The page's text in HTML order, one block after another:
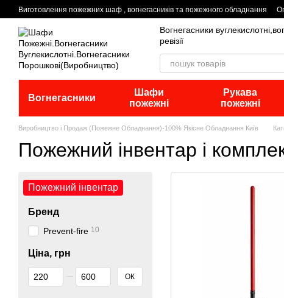
Перейти до основного контенту
Виготовлення пожежних шаф , вогнегасників та пожежного обладнання
Вогнегасники
ревізії
Вогнегасники
Шафи
пожежні
Рукава
пожежні
Виробництво і Продаж (Пожежне Обладнання)-100% Якісне Обладнання Київ
Пожежний інвентар і
Пожежний інвентар
Бренд
Prevent-fire 10
Ціна, грн
Від Ціна, грн
До Ціна, грн ОК